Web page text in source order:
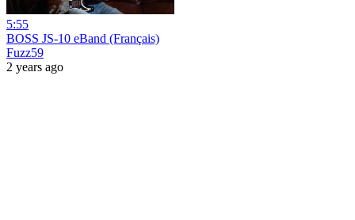
5:55
BOSS JS-10 eBand (Français)
Fuzz59
2 years ago